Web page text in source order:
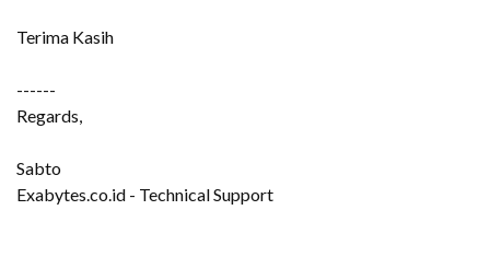
Terima Kasih
------
Regards,
Sabto
Exabytes.co.id - Technical Support